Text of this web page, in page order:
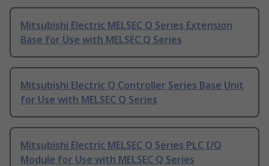
Mitsubishi Electric MELSEC Q Series Extension
Base for Use with MELSEC Q Series
Mitsubishi Electric Q Controller Series Base Unit
for Use with MELSEC Q Series
Mitsubishi Electric MELSEC Q Series PLC I/O
Module for Use with MELSEC Q Series